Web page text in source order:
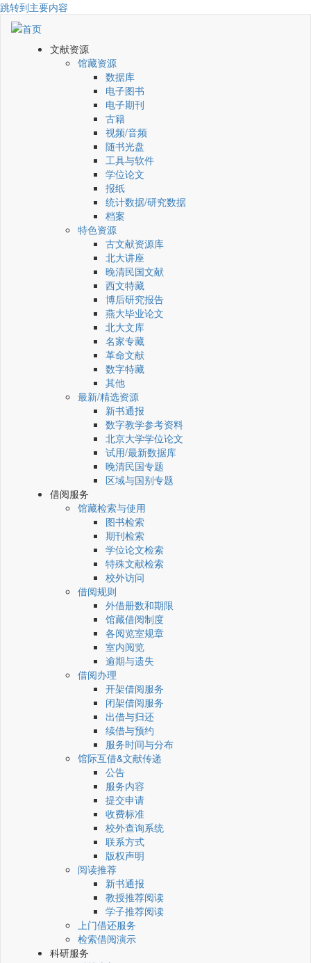
跳转到主要内容
文献资源
馆藏资源
数据库
电子图书
电子期刊
古籍
视频/音频
随书光盘
工具与软件
学位论文
报纸
统计数据/研究数据
档案
特色资源
古文献资源库
北大讲座
晚清民国文献
西文特藏
博后研究报告
燕大毕业论文
北大文库
名家专藏
革命文献
数字特藏
其他
最新/精选资源
新书通报
数字教学参考资料
北京大学学位论文
试用/最新数据库
晚清民国专题
区域与国别专题
借阅服务
馆藏检索与使用
图书检索
期刊检索
学位论文检索
特殊文献检索
校外访问
借阅规则
外借册数和期限
馆藏借阅制度
各阅览室规章
室内阅览
逾期与遗失
借阅办理
开架借阅服务
闭架借阅服务
出借与归还
续借与预约
服务时间与分布
馆际互借&文献传递
公告
服务内容
提交申请
收费标准
校外查询系统
联系方式
版权声明
阅读推荐
新书通报
教授推荐阅读
学子推荐阅读
上门借还服务
检索借阅演示
科研服务